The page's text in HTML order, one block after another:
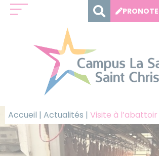
PRONOTE
Accueil | Actualités | Visite à l’abattoir
Panneau de gestion des cookies